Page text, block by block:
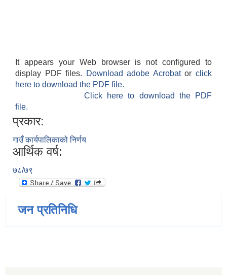
It appears your Web browser is not configured to
display PDF files.
Download adobe Acrobatorclick
here to download the PDF file.
Click here to download the PDF
file.
प्रकार:
गाउँ कार्यपालिकाको निर्णय
आर्थिक वर्ष:
७८/७९
जन प्रतिनिधि